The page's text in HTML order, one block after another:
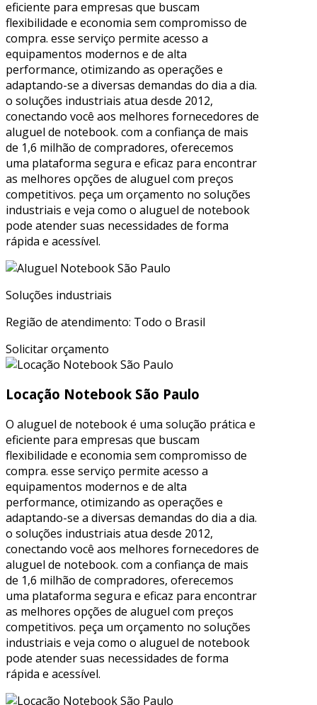
eficiente para empresas que buscam
flexibilidade e economia sem compromisso de
compra. esse serviço permite acesso a
equipamentos modernos e de alta
performance, otimizando as operações e
adaptando-se a diversas demandas do dia a dia.
o soluções industriais atua desde 2012,
conectando você aos melhores fornecedores de
aluguel de notebook. com a confiança de mais
de 1,6 milhão de compradores, oferecemos
uma plataforma segura e eficaz para encontrar
as melhores opções de aluguel com preços
competitivos. peça um orçamento no soluções
industriais e veja como o aluguel de notebook
pode atender suas necessidades de forma
rápida e acessível.
Soluções industriais
Região de atendimento: Todo o Brasil
Solicitar orçamento
Locação Notebook São Paulo
O aluguel de notebook é uma solução prática e
eficiente para empresas que buscam
flexibilidade e economia sem compromisso de
compra. esse serviço permite acesso a
equipamentos modernos e de alta
performance, otimizando as operações e
adaptando-se a diversas demandas do dia a dia.
o soluções industriais atua desde 2012,
conectando você aos melhores fornecedores de
aluguel de notebook. com a confiança de mais
de 1,6 milhão de compradores, oferecemos
uma plataforma segura e eficaz para encontrar
as melhores opções de aluguel com preços
competitivos. peça um orçamento no soluções
industriais e veja como o aluguel de notebook
pode atender suas necessidades de forma
rápida e acessível.